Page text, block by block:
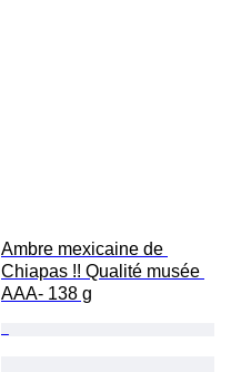
Ambre mexicaine de
Chiapas !! Qualité musée
AAA- 138 g